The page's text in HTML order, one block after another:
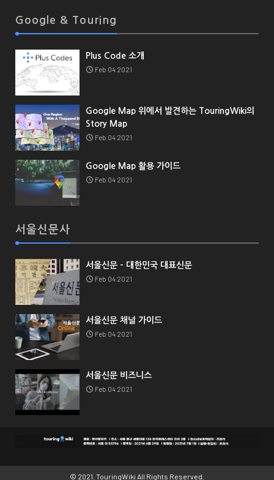
Google & Touring
Plus Code 소개
Feb 04 2021
Google Map 위에서 발견하는 TouringWiki의
Story Map
Feb 04 2021
Google Map 활용 가이드
Feb 04 2021
서울신문사
서울신문 - 대한민국 대표신문
Feb 04 2021
서울신문 채널 가이드
Feb 04 2021
서울신문 비즈니스
Feb 04 2021
© 2021. TouringWiki All Rights Reserved.